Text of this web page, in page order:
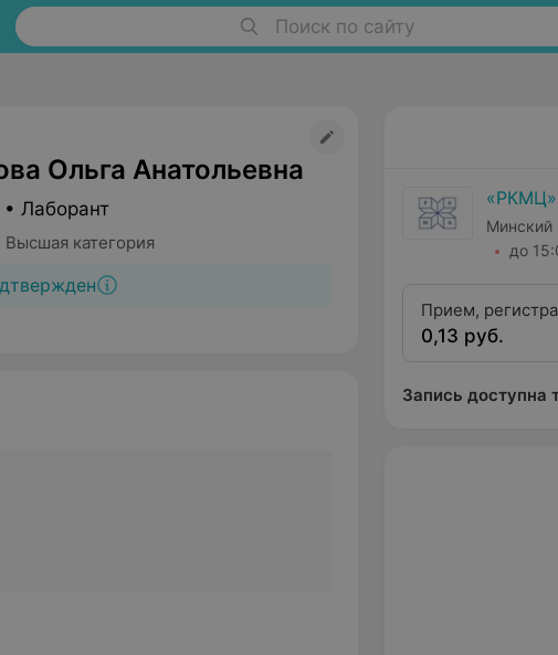
Поиск по сайту
Ольга Анатольевна
• Лаборант
категория
«РКМЦ»
Минский
до
Прием,
в
0,13 руб.
Запись доступна